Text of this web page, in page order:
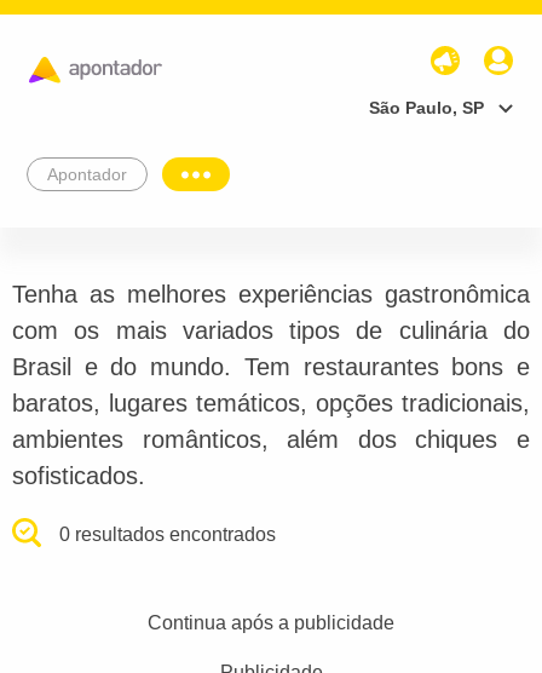
São Paulo, SP
Apontador
Tenha as melhores experiências gastronômica
com os mais variados tipos de culinária do
Brasil e do mundo. Tem restaurantes bons e
baratos, lugares temáticos, opções tradicionais,
ambientes românticos, além dos chiques e
sofisticados.
0 resultados encontrados
Continua após a publicidade